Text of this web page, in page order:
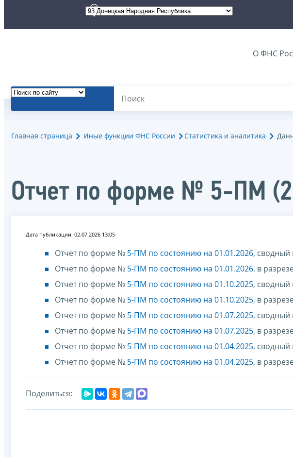
О ФНС
Главная страница Иные функции ФНС России Статистика и аналитика
Отчет по форме № 5-ПМ
Дата публикации: 02.07.2026 13:05
Отчет по форме № 5-ПМ по состоянию на 01.01.2026, сводный
Отчет по форме № 5-ПМ по состоянию на 01.01.2026, в
Отчет по форме № 5-ПМ по состоянию на 01.10.2025, сводный
Отчет по форме № 5-ПМ по состоянию на 01.10.2025, в
Отчет по форме № 5-ПМ по состоянию на 01.07.2025, сводный
Отчет по форме № 5-ПМ по состоянию на 01.07.2025, в
Отчет по форме № 5-ПМ по состоянию на 01.04.2025, сводный
Отчет по форме № 5-ПМ по состоянию на 01.04.2025, в
Поделиться: